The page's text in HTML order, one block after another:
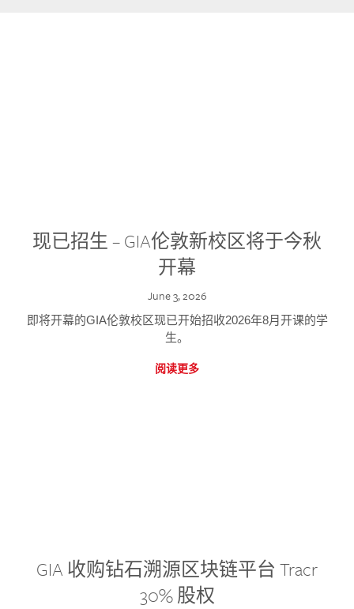
现已招生 – GIA伦敦新校区将于今秋
开幕
June 3, 2026
即将开幕的GIA伦敦校区现已开始招收2026年8月开课的学
生。
阅读更多
GIA 收购钻石溯源区块链平台 Tracr
30% 股权